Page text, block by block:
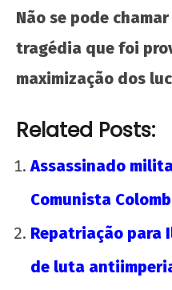
admin
Não se pode
tragédia que foi
maximização dos
Related Posts:
Assassinado
Comunista
Repatriação para
de luta